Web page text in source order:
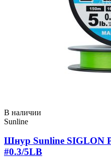
В наличии
Sunline
Шнур Sunline SIGLON
#0.3/5LB